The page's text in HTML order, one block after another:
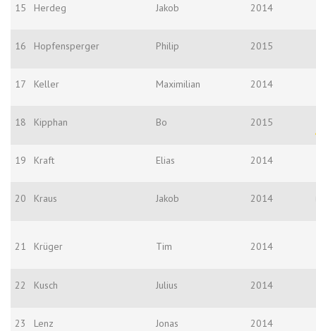
15 Herdeg Jakob 2014
16 Hopfensperger Philip 2015
17 Keller Maximilian 2014
18 Kipphan Bo 2015
19 Kraft Elias 2014
20 Kraus Jakob 2014
21 Krüger Tim 2014
22 Kusch Julius 2014
23 Lenz Jonas 2014